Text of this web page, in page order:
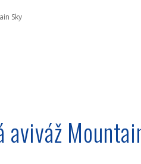
Sky
aviváž